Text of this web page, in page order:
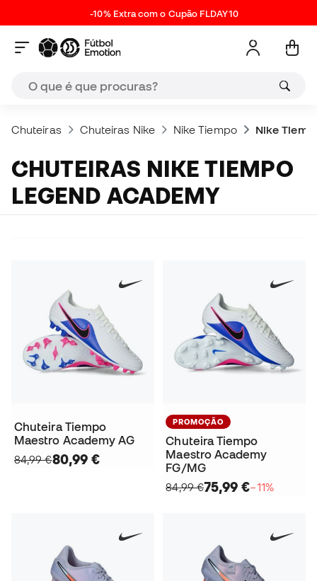
-10% Extra com o Cupão FLDAY10
Chuteiras Chuteiras Nike Nike Tiempo Nike
CHUTEIRAS NIKE TIEMPO
LEGEND ACADEMY
Chuteira Tiempo
Maestro Academy AG
84,99 €80,99 €
PROMOÇÃO
Chuteira Tiempo
Maestro Academy
FG/MG
84,99 €75,99 €−11%